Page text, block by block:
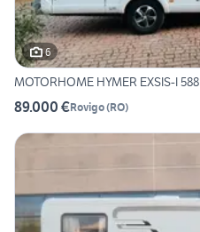
6
MOTORHOME HYMER EXSIS-I 588
89.000 €Rovigo(RO)